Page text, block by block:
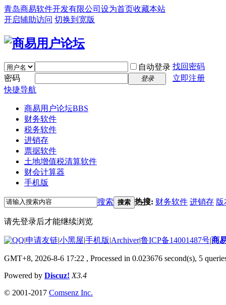
青岛商易软件开发有限公司 设为首页收藏本站
开启辅助访问 切换到宽版
自动登录 找回密码
密码
登录
立即注册
快捷导航
商易用户论坛BBS
财务软件
税务软件
进销存
票据软件
土地增值税清算软件
财会计算器
手机版
搜索 搜索 热搜: 财务软件 进销存 版
请先登录后才能继续浏览
|申请友链|小黑屋|手机版|Archiver|鲁ICP备14001487号|商
GMT+8, 2026-8-6 17:22 , Processed in 0.023676 second(s), 5
Powered by Discuz! X3.4
© 2001-2017 Comsenz Inc.